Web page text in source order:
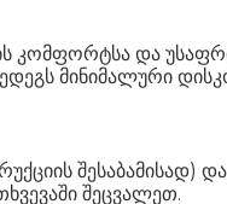
და
მინიმალური
შესაბამისად)
შეცვალეთ.